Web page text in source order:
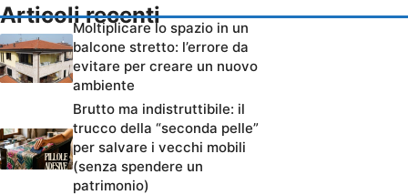
Articoli recenti
Moltiplicare lo spazio in un
balcone stretto: l’errore da
evitare per creare un nuovo
ambiente
Brutto ma indistruttibile: il
trucco della “seconda pelle”
per salvare i vecchi mobili
(senza spendere un
patrimonio)